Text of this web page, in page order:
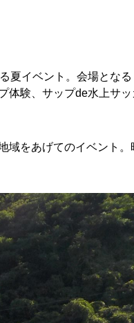
夏イベント。会場とな
験、サップde水上サッ
域をあげてのイベント